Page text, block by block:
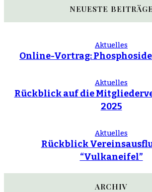
NEUESTE BEITRÄGE
Aktuelles
Online-Vortrag:
Aktuelles
Rückblick auf die
2025
Aktuelles
Rückblick
“Vulkaneifel”
ARCHIV